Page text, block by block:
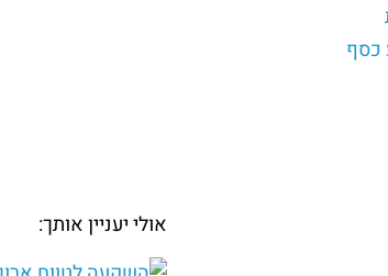
כסף
אולי יעניין אותך: